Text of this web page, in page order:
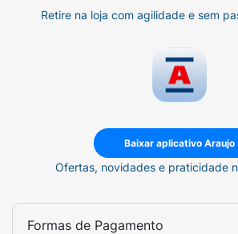
Retire na loja com agilidade e sem
Baixar aplicativo Araujo
Ofertas, novidades e praticidade
Formas de Pagamento